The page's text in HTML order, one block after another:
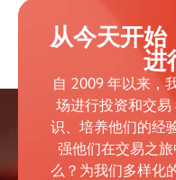
从今天开始
进
自 2009 年以来，
场进行投资和交
识、培养他们的经
强他们在交易之
么？为我们多样化